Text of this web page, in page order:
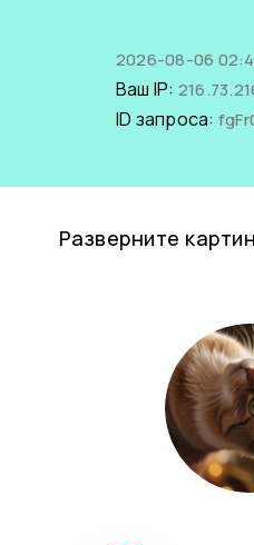
2026-08-06
Ваш IP:
ID запроса:
Разверните